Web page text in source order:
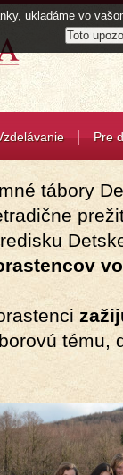
Pre
tábory
tému,
ukladáme vo